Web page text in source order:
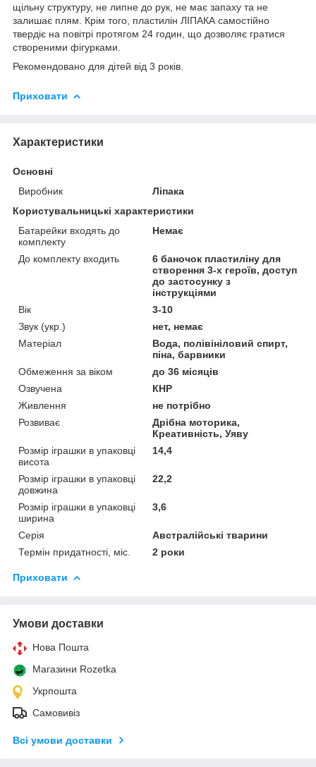
щільну структуру, не липне до рук, не має запаху та не
залишає плям. Крім того, пластилін ЛІПАКА самостійно
твердіє на повітрі протягом 24 годин, що дозволяє гратися
створеними фігурками.
Рекомендовано для дітей від 3 років.
Приховати
Характеристики
Основні
Виробник
Ліпака
Користувальницькі характеристики
Батарейки входять до
комплекту
Немає
До комплекту входить
6 баночок пластиліну для
створення 3-х героїв, доступ
до застосунку з
інструкціями
Вік
3-10
Звук (укр.)
нет, немає
Матеріал
Вода, полівініловий спирт,
піна, барвники
Обмеження за віком
до 36 місяців
Озвучена
КНР
Живлення
не потрібно
Розвиває
Дрібна моторика,
Креативність, Уяву
Розмір іграшки в упаковці
висота
14,4
Розмір іграшки в упаковці
довжина
22,2
Розмір іграшки в упаковці
ширина
3,6
Серія
Австралійські тварини
Термін придатності, міс.
2 роки
Приховати
Умови доставки
Нова Пошта
Магазини Rozetka
Укрпошта
Самовивіз
Всі умови доставки